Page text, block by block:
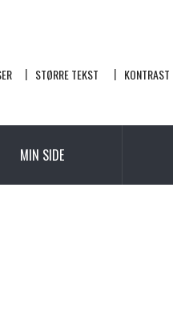
STØRRE TEKST KONTRAST
MIN SIDE